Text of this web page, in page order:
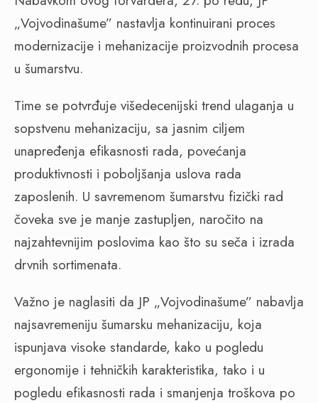
„Vojvodinašume” nastavlja kontinuirani proces
modernizacije i mehanizacije proizvodnih procesa
u šumarstvu.
Time se potvrđuje višedecenijski trend ulaganja u
sopstvenu mehanizaciju, sa jasnim ciljem
unapređenja efikasnosti rada, povećanja
produktivnosti i poboljšanja uslova rada
zaposlenih. U savremenom šumarstvu fizički rad
čoveka sve je manje zastupljen, naročito na
najzahtevnijim poslovima kao što su seča i izrada
drvnih sortimenata.
Važno je naglasiti da JP „Vojvodinašume” nabavlja
najsavremeniju šumarsku mehanizaciju, koja
ispunjava visoke standarde, kako u pogledu
ergonomije i tehničkih karakteristika, tako i u
pogledu efikasnosti rada i smanjenja troškova po